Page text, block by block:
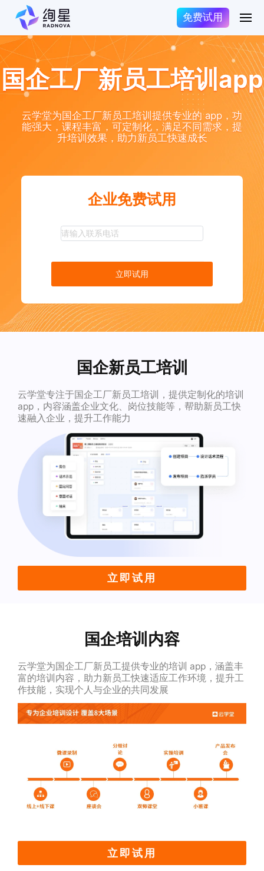
免费试用
国企工厂新员工培训app
云学堂为国企工厂新员工培训提供专业的 app，功
能强大，课程丰富，可定制化，满足不同需求，提
升培训效果，助力新员工快速成长
企业免费试用
立即试用
国企新员工培训
云学堂专注于国企工厂新员工培训，提供定制化的培训
app，内容涵盖企业文化、岗位技能等，帮助新员工快
速融入企业，提升工作能力
立即试用
国企培训内容
云学堂为国企工厂新员工提供专业的培训 app，涵盖丰
富的培训内容，助力新员工快速适应工作环境，提升工
作技能，实现个人与企业的共同发展
立即试用